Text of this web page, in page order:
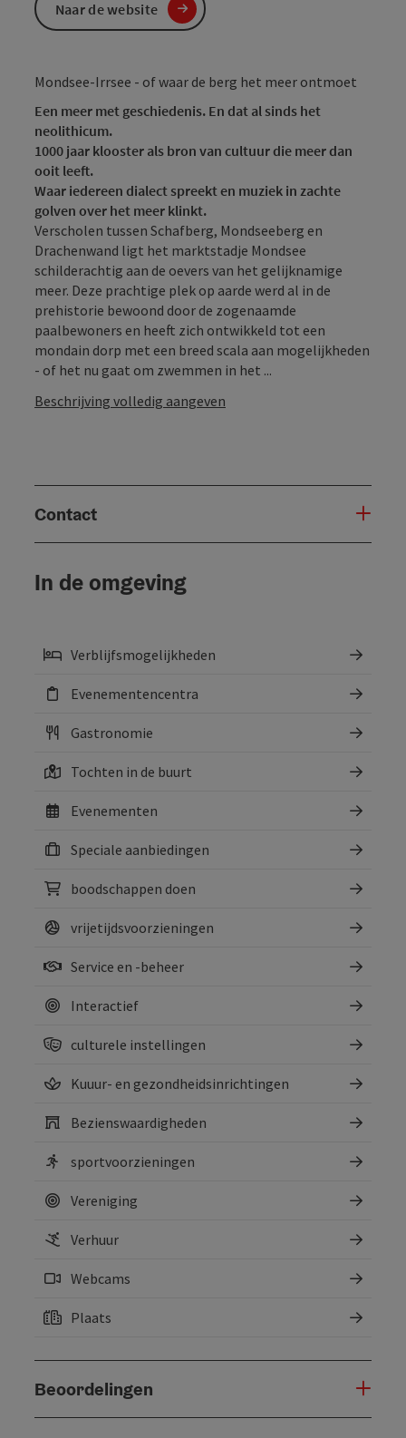
Mondsee-Irrsee - of waar de berg het meer ontmoet
Een meer met geschiedenis. En dat al sinds het
neolithicum.
1000 jaar klooster als bron van cultuur die meer dan
ooit leeft.
Waar iedereen dialect spreekt en muziek in zachte
golven over het meer klinkt.
Verscholen tussen Schafberg, Mondseeberg en
Drachenwand ligt het marktstadje Mondsee
schilderachtig aan de oevers van het gelijknamige
meer. Deze prachtige plek op aarde werd al in de
prehistorie bewoond door de zogenaamde
paalbewoners en heeft zich ontwikkeld tot een
mondain dorp met een breed scala aan mogelijkheden
- of het nu gaat om zwemmen in het ...
Beschrijving volledig aangeven
Contact
In de omgeving
Verblijfsmogelijkheden
Evenementencentra
Gastronomie
Tochten in de buurt
Evenementen
Speciale aanbiedingen
boodschappen doen
vrijetijdsvoorzieningen
Service en -beheer
Interactief
culturele instellingen
Kuuur- en gezondheidsinrichtingen
Bezienswaardigheden
sportvoorzieningen
Vereniging
Verhuur
Webcams
Plaats
Beoordelingen
Naar de website